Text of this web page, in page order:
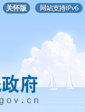
关怀版